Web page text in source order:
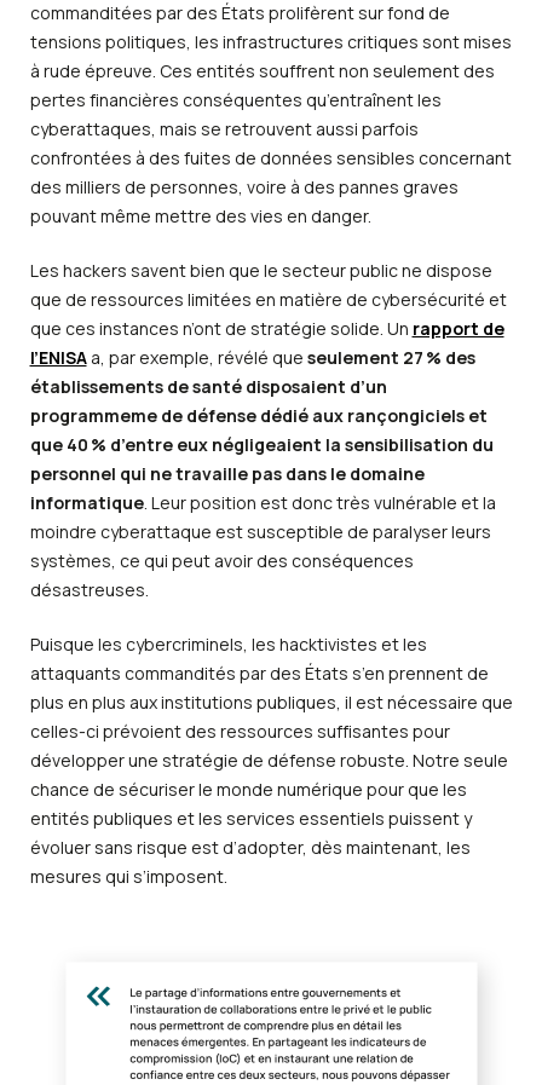
commanditées par des États prolifèrent sur fond de
tensions politiques, les infrastructures critiques sont mises
à rude épreuve. Ces entités souffrent non seulement des
pertes financières conséquentes qu’entraînent les
cyberattaques, mais se retrouvent aussi parfois
confrontées à des fuites de données sensibles concernant
des milliers de personnes, voire à des pannes graves
pouvant même mettre des vies en danger.
Les hackers savent bien que le secteur public ne dispose
que de ressources limitées en matière de cybersécurité et
que ces instances n’ont de stratégie solide. Un rapport de
l’ENISAa, par exemple, révélé que seulement 27 % des
établissements de santé disposaient d’un
programmeme de défense dédié aux rançongiciels et
que 40 % d’entre eux négligeaient la sensibilisation du
personnel qui ne travaille pas dans le domaine
informatique. Leur position est donc très vulnérable et la
moindre cyberattaque est susceptible de paralyser leurs
systèmes, ce qui peut avoir des conséquences
désastreuses.
Puisque les cybercriminels, les hacktivistes et les
attaquants commandités par des États s’en prennent de
plus en plus aux institutions publiques, il est nécessaire que
celles-ci prévoient des ressources suffisantes pour
développer une stratégie de défense robuste. Notre seule
chance de sécuriser le monde numérique pour que les
entités publiques et les services essentiels puissent y
évoluer sans risque est d’adopter, dès maintenant, les
mesures qui s’imposent.